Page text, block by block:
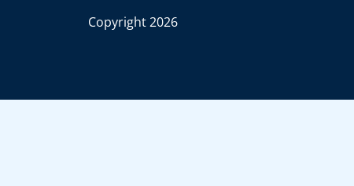
Copyright 2026